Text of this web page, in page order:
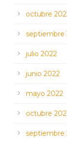
octubre
septiembre
julio 2022
junio 2022
mayo 2022
octubre
septiembre